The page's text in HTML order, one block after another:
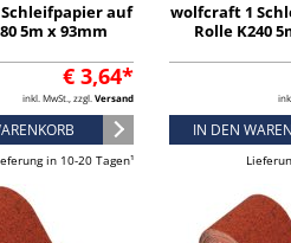
auf
5m x 93mm
€ 3,64*
inkl. MwSt., zzgl. Versand
in 10-20 Tagen¹
wolfcraft 1
Rolle K240
IN DEN